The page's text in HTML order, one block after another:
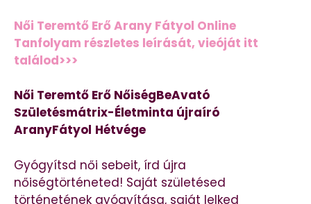
Női Teremtő Erő Arany Fátyol Online
Tanfolyam részletes leírását, vieóját itt
találod>>>
Női Teremtő Erő NőiségBeAvató
Születésmátrix-Életminta újraíró
AranyFátyol Hétvége
Gyógyítsd női sebeit, írd újra
nőiségtörténeted! Saját születésed
történetének gyógyítása, saját lelked